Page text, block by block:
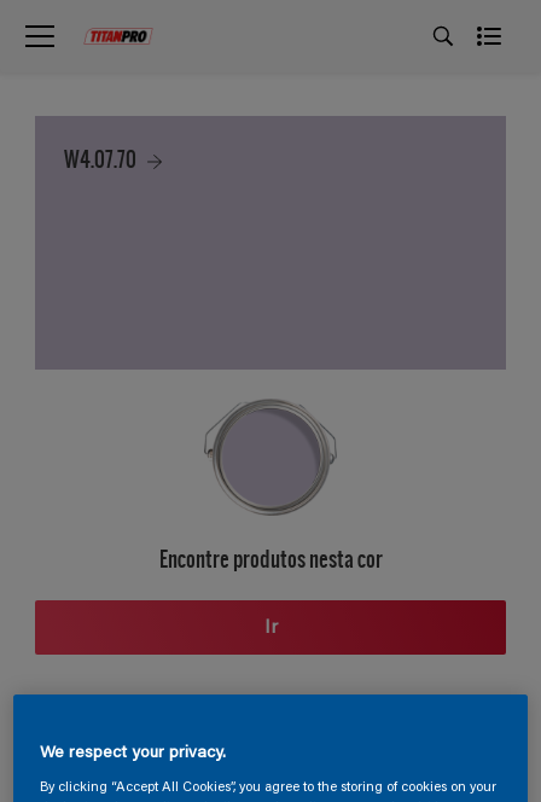
W4.07.70
Encontre produtos nesta cor
Ir
Seção de cores
We respect your privacy.
By clicking “Accept All Cookies”, you agree to the storing of cookies on your